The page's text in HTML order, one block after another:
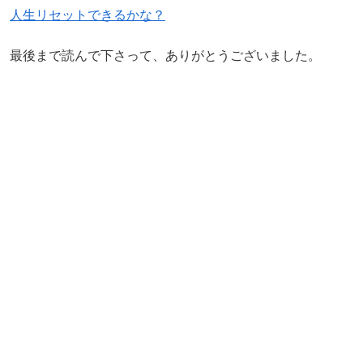
人生リセットできるかな？
最後まで読んで下さって、ありがとうございました。